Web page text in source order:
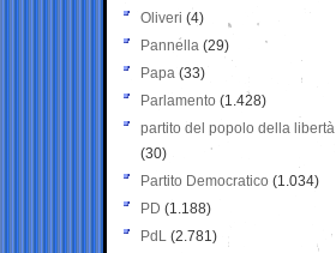
Oliveri (4)
Pannella (29)
Papa (33)
Parlamento (1.428)
partito del popolo della libertà
(30)
Partito Democratico (1.034)
PD (1.188)
PdL (2.781)